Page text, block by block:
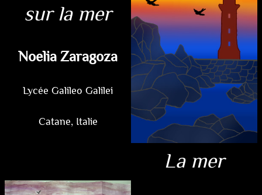
sur la mer
Noelia Zaragoza
Lycée Galileo Galilei
Catane, Italie
La mer